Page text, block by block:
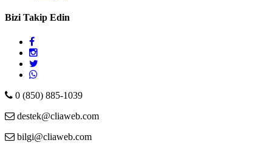
Bizi Takip Edin
0 (850) 885-1039
destek@cliaweb.com
bilgi@cliaweb.com